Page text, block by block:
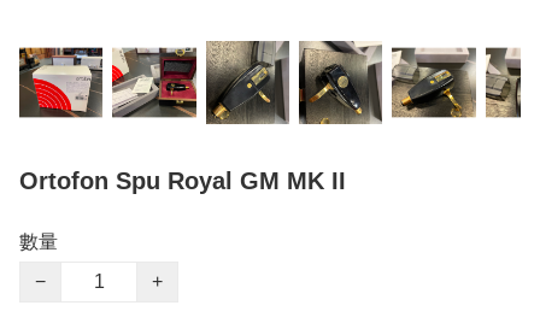
Ortofon Spu Royal GM MK II
數量
−
+